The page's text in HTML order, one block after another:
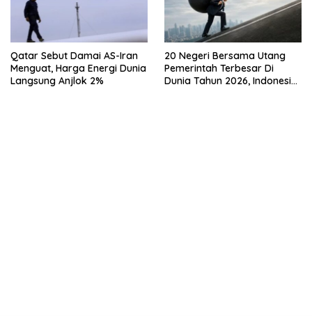
Qatar Sebut Damai AS-Iran
Menguat, Harga Energi Dunia
Langsung Anjlok 2%
20 Negeri Bersama Utang
Pemerintah Terbesar Di
Dunia Tahun 2026, Indonesia